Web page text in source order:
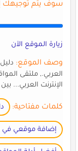
سوف يتم توجيهك إلى
زيارة الموقع الآن
وصف الموقع:دليل
العربي., ملتقى
الإنترنت العربي...
كلمات مفتاحية:
إضافة موقعي في